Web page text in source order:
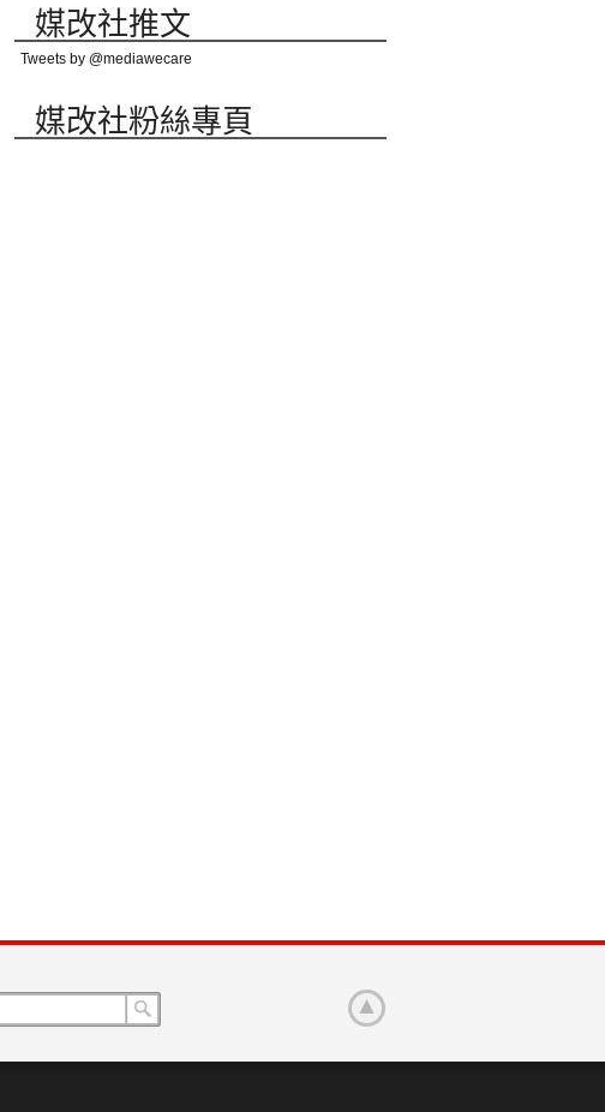
媒改社推文
Tweets by @mediawecare
媒改社粉絲專頁